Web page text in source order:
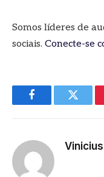
Somos líderes de
sociais. Conecte-se
FacebookTwitter